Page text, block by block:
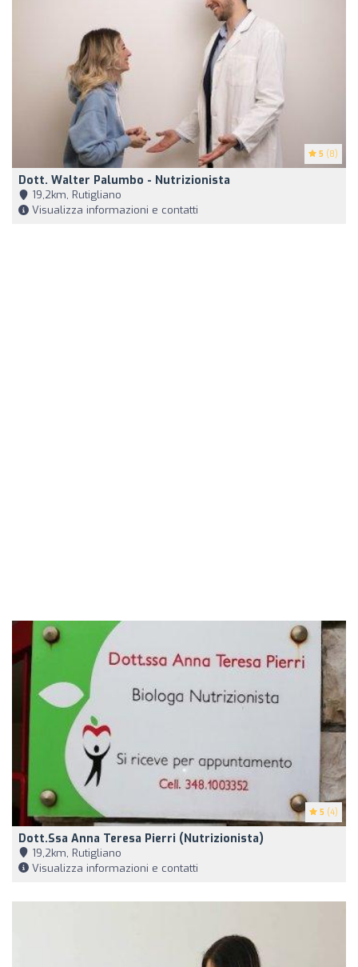
5 (8)
Dott. Walter Palumbo - Nutrizionista
19,2km, Rutigliano
Visualizza informazioni e contatti
5 (4)
Dott.ssa Anna Teresa Pierri (Nutrizionista)
19,2km, Rutigliano
Visualizza informazioni e contatti